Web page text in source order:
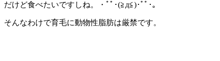
だけど食べたいですしね。・ﾟﾟ･(≧д≦)･ﾟﾟ･｡
そんなわけで育毛に動物性脂肪は厳禁です。